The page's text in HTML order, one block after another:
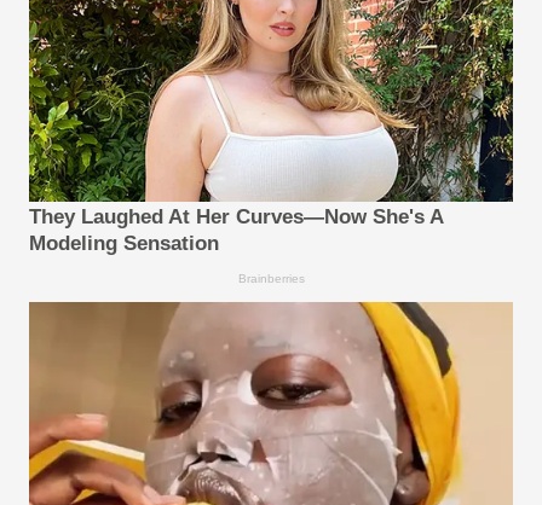
They Laughed At Her Curves—Now She's A
Modeling Sensation
Brainberries